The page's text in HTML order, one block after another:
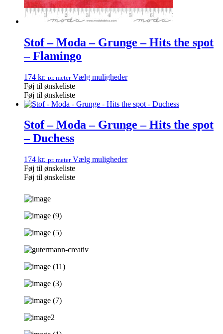
Stof – Moda – Grunge – Hits the spot
– Flamingo
174 kr. pr. meter Vælg muligheder
Føj til ønskeliste
Føj til ønskeliste
Stof – Moda – Grunge – Hits the spot
– Duchess
174 kr. pr. meter Vælg muligheder
Føj til ønskeliste
Føj til ønskeliste